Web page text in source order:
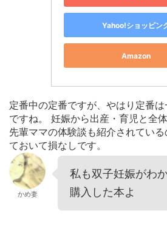
Yahoo!ショッピン
Amazon
定番中の定番ですが、やはり定番
ですね。 妊娠から出産・育児と全
先輩ママの体験談も紹介されてい
ておいて損なしです。
かめ妻
私も双子妊娠がわ
購入した本よ